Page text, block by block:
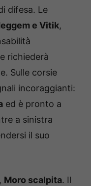
difesa. Le
e Vitik,
richiederà
Sulle corsie
incoraggianti:
ed è pronto a
a sinistra
il suo
Moro scalpita. Il